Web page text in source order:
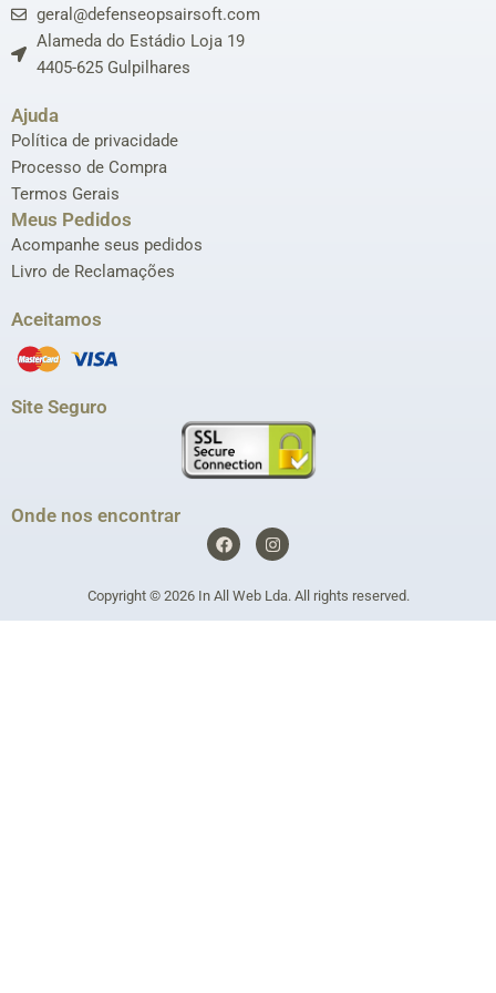
geral@defenseopsairsoft.com
Alameda do Estádio Loja 19
4405-625 Gulpilhares
Ajuda
Política de privacidade
Processo de Compra
Termos Gerais
Meus Pedidos
Acompanhe seus pedidos
Livro de Reclamações
Aceitamos
Site Seguro
Onde nos encontrar
F
a
c
e
b
o
I
n
s
a
g
Copyright © 2026 In All Web Lda. All rights reserved.